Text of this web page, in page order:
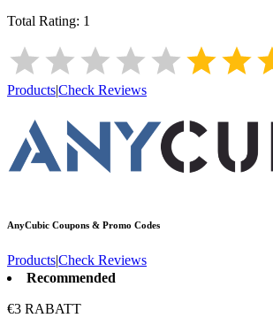
Total Rating: 1
Products|Check Reviews
AnyCubic Coupons & Promo Codes
Products|Check Reviews
Recommended
€3 RABATT